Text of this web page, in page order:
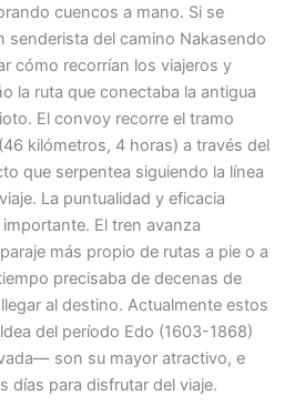
cuencos a mano. Si se
senderista del camino Nakasendo
cómo recorrían los viajeros y
la ruta que conectaba la antigua
El convoy recorre el tramo
kilómetros, 4 horas) a través del
que serpentea siguiendo la línea
La puntualidad y eficacia
El tren avanza
más propio de rutas a pie o a
precisaba de decenas de
al destino. Actualmente estos
del período Edo (1603-1868)
son su mayor atractivo, e
días para disfrutar del viaje.